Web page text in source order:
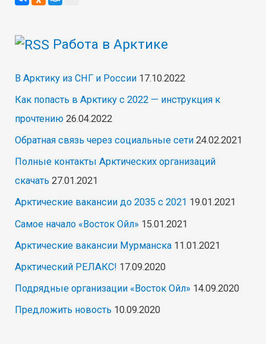
Работа в Арктике
В Арктику из СНГ и России 17.10.2022
Как попасть в Арктику с 2022 — инструкция к
прочтению 26.04.2022
Обратная связь через социальные сети 24.02.2021
Полные контакты Арктических организаций
скачать 27.01.2021
Арктические вакансии до 2035 с 2021 19.01.2021
Самое начало «Восток Ойл» 15.01.2021
Арктические вакансии Мурманска 11.01.2021
Арктический РЕЛАКС! 17.09.2020
Подрядные организации «Восток Ойл» 14.09.2020
Предложить новость 10.09.2020